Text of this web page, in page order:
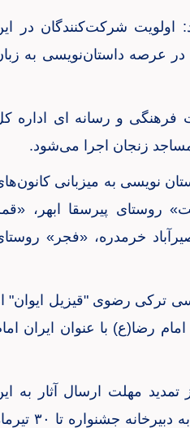
اولویت شرکت‌کنندگان در
عرصه داستان‌نویسی به
فرهنگی و رسانه ای اداره
زنجان اجرا می‌شود.
نویسی به میزبانی
روستای پیرسقا ابهر،
خرمدره، «فجر»
ترکی رضوی "قیزیل ایوان"
رضا(ع) با عنوان ایران
مهلت ارسال آثار به
جشنواره تا ۳۰